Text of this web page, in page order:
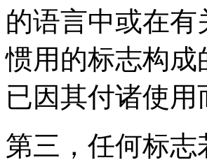
的语言中或在
惯用的标志构
已因其付诸使
第三，任何标